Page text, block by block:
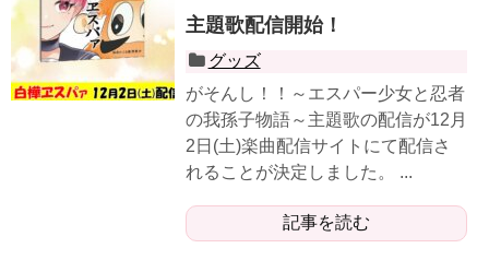
主題歌配信開始！
グッズ
がそんし！！～エスパー少女と忍者
の我孫子物語～主題歌の配信が12月
2日(土)楽曲配信サイトにて配信さ
れることが決定しました。 ...
記事を読む